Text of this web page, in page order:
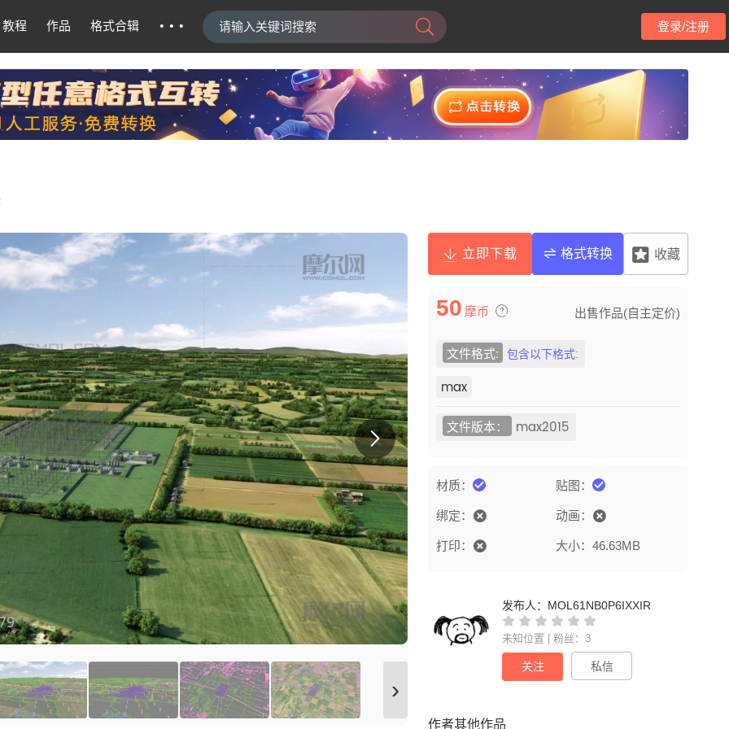
教程 作品 格式合辑 ··· 登录/注册
›
立即下载 格式转换 收藏
50 摩币 出售作品(自主定价)
文件格式: 包含以下格式:
max
文件版本： max2015
材质： 贴图：
绑定： 动画：
打印： 大小：46.63MB
发布人： MOL61NB0P6IXXIR
未知位置 | 粉丝：3
关注 私信
作者其他作品